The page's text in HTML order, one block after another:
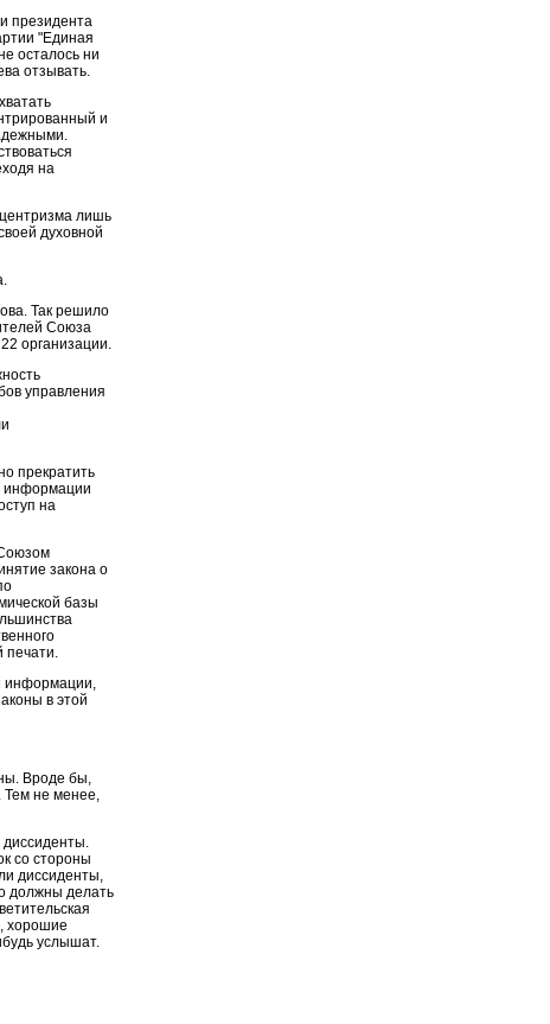
президента
"Единая
осталось ни
отзывать.
и
на
центризма лишь
духовной
Так решило
Союза
организации.
управления
прекратить
информации
на
закона о
базы
информации,
в этой
Вроде бы,
не менее,
со стороны
диссиденты,
должны делать
хорошие
услышат.